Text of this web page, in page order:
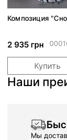
Композиция
2 935 грн
Купить
Наши
Мы